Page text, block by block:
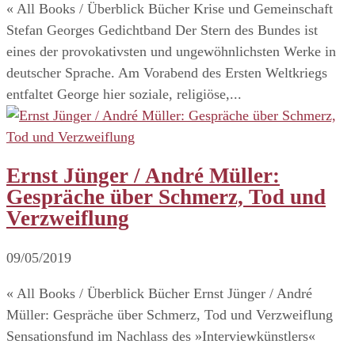
« All Books / Überblick Bücher Krise und Gemeinschaft
Stefan Georges Gedichtband Der Stern des Bundes ist
eines der provokativsten und ungewöhnlichsten Werke in
deutscher Sprache. Am Vorabend des Ersten Weltkriegs
entfaltet George hier soziale, religiöse,...
Ernst Jünger / André Müller:
Gespräche über Schmerz, Tod und
Verzweiflung
09/05/2019
« All Books / Überblick Bücher Ernst Jünger / André
Müller: Gespräche über Schmerz, Tod und Verzweiflung
Sensationsfund im Nachlass des »Interviewkünstlers«